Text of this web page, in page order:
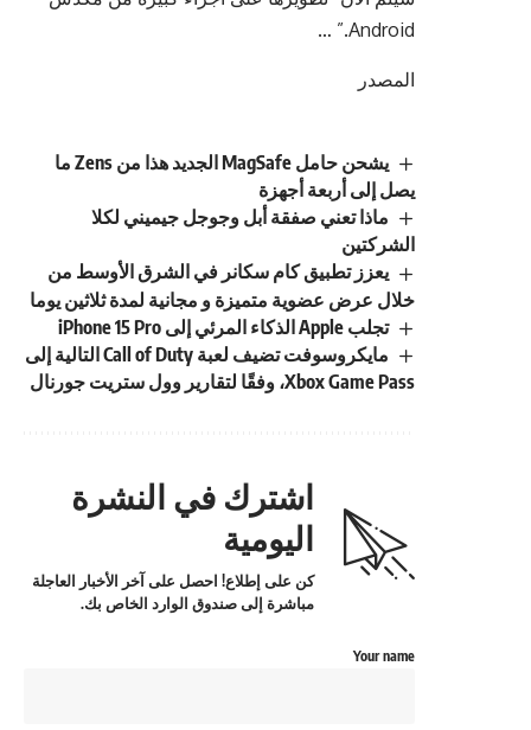
Android.” …
المصدر
يشحن حامل MagSafe الجديد هذا من Zens ما
يصل إلى أربعة أجهزة
ماذا تعني صفقة أبل وجوجل جيميني لكلا
الشركتين
يعزز تطبيق كام سكانر في الشرق الأوسط من
خلال عرض عضوية متميزة و مجانية لمدة ثلاثين يوما
تجلب Apple الذكاء المرئي إلى iPhone 15 Pro
مايكروسوفت تضيف لعبة Call of Duty التالية إلى
Xbox Game Pass، وفقًا لتقارير وول ستريت جورنال
اشترك في النشرة
اليومية
كن على إطلاع! احصل على آخر الأخبار العاجلة
مباشرة إلى صندوق الوارد الخاص بك.
Your name